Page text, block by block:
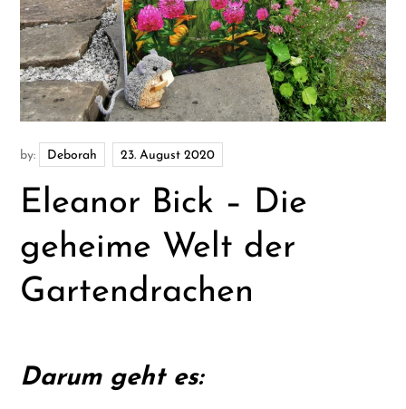
by: Deborah
Eleanor Bick – Die
geheime Welt der
Gartendrachen
Darum geht es: